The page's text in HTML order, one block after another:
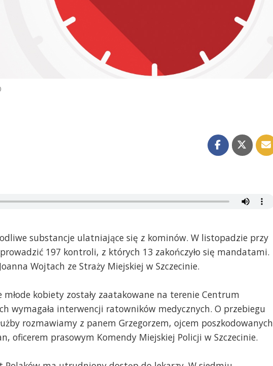
substancje ulatniające się z kominów. W listopadzie przy
197 kontroli, z których 13 zakończyło się mandatami.
Wojtach ze Straży Miejskiej w Szczecinie.
kobiety zostały zaatakowane na terenie Centrum
wymagała interwencji ratowników medycznych. O przebiegu
rozmawiamy z panem Grzegorzem, ojcem poszkodowanych
oficerem prasowym Komendy Miejskiej Policji w Szczecinie.